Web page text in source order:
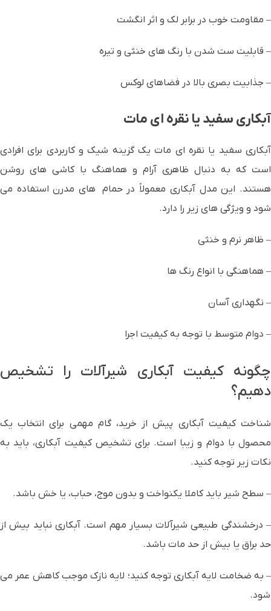
– مقاومت خوب در برابر لک و اثر انگشت
– قابلیت ست شدن با رنگ های خنثی و تیره
– جذابیت بصری بالا در فضاهای لوکس
آبکاری سفید یا نقره ای مات
آبکاری سفید یا نقره ای مات یک گزینه شیک و کاربردی برای افرادی
است که به دنبال ظاهری آرام و هماهنگ با کاشی های روشن
هستند. این مدل آبکاری معمولاً در حمام های مدرن استفاده می
شود و ویژگی های زیر را دارد.
– ظاهر نرم و خنثی
– هماهنگی با انواع رنگ ها
– نگهداری آسان
– دوام متوسط با توجه به کیفیت اجرا
چگونه کیفیت آبکاری شیرآلات را تشخیص
دهیم؟
شناخت کیفیت آبکاری پیش از خرید، گام مهمی برای انتخاب یک
محصول با دوام و زیبا است. برای تشخیص کیفیت آبکاری، باید به
نکات زیر توجه کنید.
– سطح شیر باید کاملا یکنواخت و بدون موج، حباب، یا خش باشد.
– درخشندگی طبیعی شیرآلات بسیار مهم است. آبکاری نباید بیش از
حد براق یا بیش از حد مات باشد.
– به ضخامت لایه آبکاری توجه کنید؛ لایه نازک موجب کاهش عمر می
شود.